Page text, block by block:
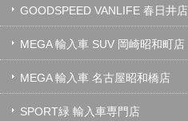
GOODSPEED VANLIFE 春日井店
MEGA 輸入車 SUV 岡崎昭和町店
MEGA 輸入車 名古屋昭和橋店
SPORT緑 輸入車専門店